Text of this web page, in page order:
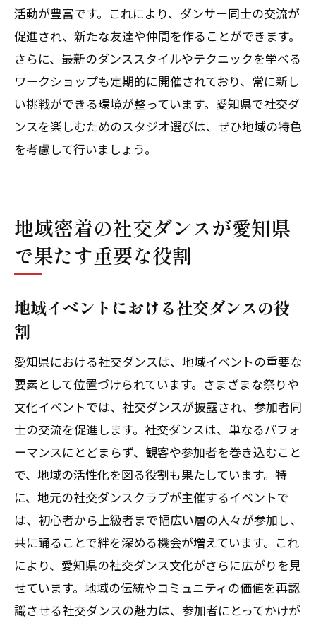
活動が豊富です。これにより、ダンサー同士の交流が
促進され、新たな友達や仲間を作ることができます。
さらに、最新のダンススタイルやテクニックを学べる
ワークショップも定期的に開催されており、常に新し
い挑戦ができる環境が整っています。愛知県で社交ダ
ンスを楽しむためのスタジオ選びは、ぜひ地域の特色
を考慮して行いましょう。
地域密着の社交ダンスが愛知県
で果たす重要な役割
地域イベントにおける社交ダンスの役
割
愛知県における社交ダンスは、地域イベントの重要な
要素として位置づけられています。さまざまな祭りや
文化イベントでは、社交ダンスが披露され、参加者同
士の交流を促進します。社交ダンスは、単なるパフォ
ーマンスにとどまらず、観客や参加者を巻き込むこと
で、地域の活性化を図る役割も果たしています。特
に、地元の社交ダンスクラブが主催するイベントで
は、初心者から上級者まで幅広い層の人々が参加し、
共に踊ることで絆を深める機会が増えています。これ
により、愛知県の社交ダンス文化がさらに広がりを見
せています。地域の伝統やコミュニティの価値を再認
識させる社交ダンスの魅力は、参加者にとってかけが